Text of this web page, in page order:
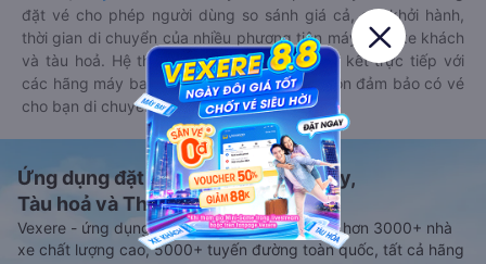
đặt vé cho phép người dùng so sánh giá cả, giờ khởi hành,
thời gian di chuyển của nhiều phương tiện máy bay, xe khách
và tàu hoả. Hệ thống của Goyolo được liên kết trực tiếp với
các hãng máy bay, xe khách và tàu hoả, luôn đảm bảo có vé
cho bạn di chuyển.
Ứng dụng đặt vé Xe khách, Máy bay,
Tàu hoả và Thuê xe
Vexere - ứng dụng đặt vé đa phương tiện với hơn 3000+ nhà
xe chất lượng cao, 5000+ tuyến đường toàn quốc, tất cả hãng